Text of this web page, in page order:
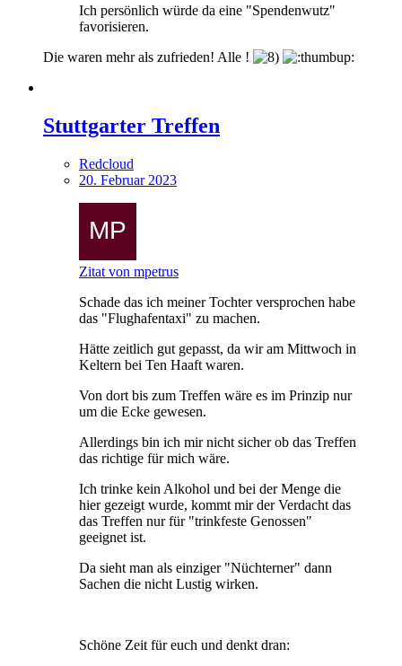
Ich persönlich würde da eine "Spendenwutz"
favorisieren.
Die waren mehr als zufrieden! Alle !
Stuttgarter Treffen
Redcloud
20. Februar 2023
Zitat von mpetrus
Schade das ich meiner Tochter versprochen habe
das "Flughafentaxi" zu machen.
Hätte zeitlich gut gepasst, da wir am Mittwoch in
Keltern bei Ten Haaft waren.
Von dort bis zum Treffen wäre es im Prinzip nur
um die Ecke gewesen.
Allerdings bin ich mir nicht sicher ob das Treffen
das richtige für mich wäre.
Ich trinke kein Alkohol und bei der Menge die
hier gezeigt wurde, kommt mir der Verdacht das
das Treffen nur für "trinkfeste Genossen"
geeignet ist.
Da sieht man als einziger "Nüchterner" dann
Sachen die nicht Lustig wirken.
Schöne Zeit für euch und denkt dran: